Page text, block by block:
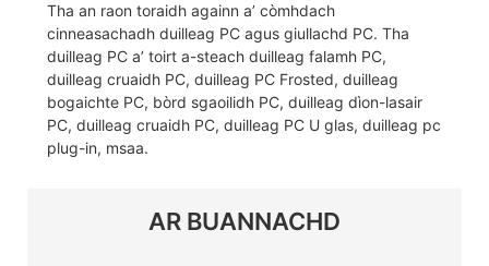
Tha an raon toraidh againn a’ còmhdach
cinneasachadh duilleag PC agus giullachd PC. Tha
duilleag PC a’ toirt a-steach duilleag falamh PC,
duilleag cruaidh PC, duilleag PC Frosted, duilleag
bogaichte PC, bòrd sgaoilidh PC, duilleag dìon-lasair
PC, duilleag cruaidh PC, duilleag PC U glas, duilleag pc
plug-in, msaa.
AR BUANNACHD